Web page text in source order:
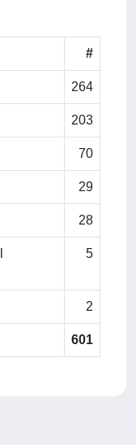
#
264
203
70
29
28
5
2
601